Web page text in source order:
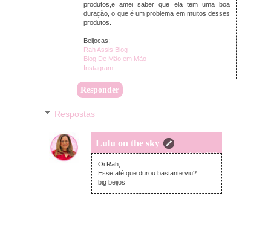
produtos,e amei saber que ela tem uma boa
duração, o que é um problema em muitos desses
produtos.
Beijocas;
Rah Assis Blog
Blog De Mão em Mão
Instagram
Responder
Respostas
Lulu on the sky
quarta-feira, maio 22, 2019
Oi Rah,
Esse até que durou bastante viu?
big beijos